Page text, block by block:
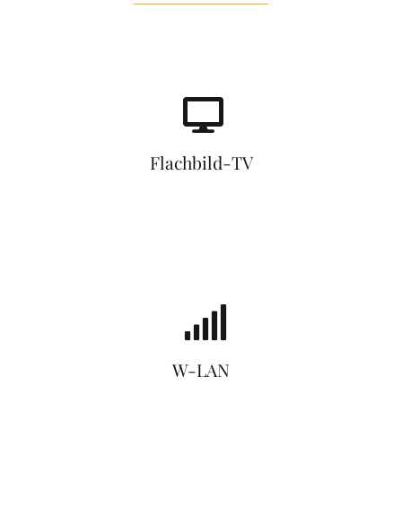
Flachbild-TV
W-LAN